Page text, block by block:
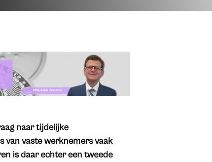
naar tijdelijke
van vaste werknemers vaak
is daar echter een tweede